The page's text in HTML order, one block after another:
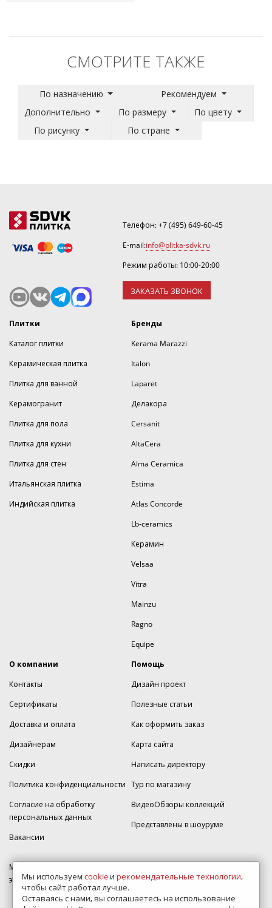
СМОТРИТЕ ТАКЖЕ
По назначению
Рекомендуем
Дополнительно
По размеру
По цвету
По рисунку
По стране
Телефон:+7 (495) 649-60-45
E-mail:info@plitka-sdvk.ru
Режим работы: 10:00-20:00
ЗАКАЗАТЬ ЗВОНОК
Плитки
Каталог плитки
Керамическая плитка
Плитка для ванной
Керамогранит
Плитка для пола
Плитка для кухни
Плитка для стен
Итальянская плитка
Индийская плитка
Бренды
Kerama Marazzi
Italon
Laparet
Делакора
Cersanit
AltaCera
Alma Ceramica
Estima
Atlas Concorde
Lb-ceramics
Керамин
Velsaa
Vitra
Mainzu
Ragno
Equipe
О компании
Контакты
Сертификаты
Доставка и оплата
Дизайнерам
Скидки
Политика конфиденциальности
Согласие на обработку
персональных данных
Вакансии
Помощь
Дизайн проект
Полезные статьи
Как оформить заказ
Карта сайта
Написать директору
Тур по магазину
ВидеоОбзоры коллекций
Представлены в шоуруме
МКАД 2км внешняя сторона, д. 2, ТРЦ "Шоколад" (РИО) Реутов, -1
этаж, магазин Плитка-SDVK.
Мы используем cookieи рекомендательные технологии,
чтобы сайт работал лучше.
Оставаясь с нами, вы соглашаетесь на использование